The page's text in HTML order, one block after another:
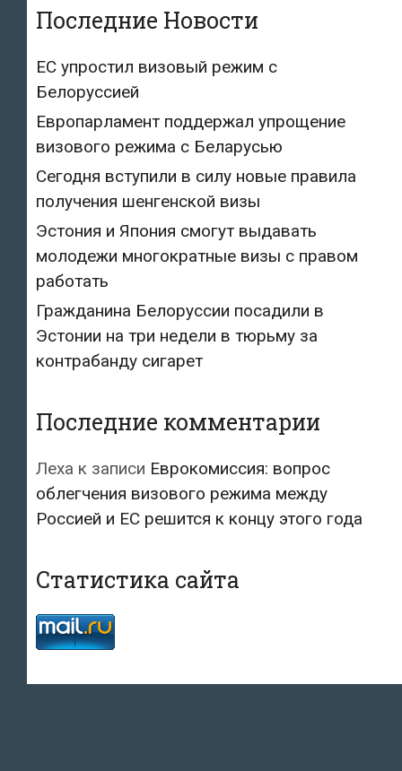
Последние Новости
ЕС упростил визовый режим с
Белоруссией
Европарламент поддержал упрощение
визового режима с Беларусью
Сегодня вступили в силу новые правила
получения шенгенской визы
Эстония и Япония смогут выдавать
молодежи многократные визы с правом
работать
Гражданина Белоруссии посадили в
Эстонии на три недели в тюрьму за
контрабанду сигарет
Последние комментарии
Леха к записи Еврокомиссия: вопрос
облегчения визового режима между
Россией и ЕС решится к концу этого года
Статистика сайта